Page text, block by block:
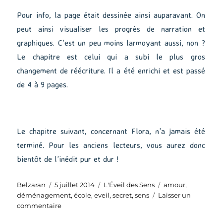
Pour info, la page était dessinée ainsi auparavant. On
peut ainsi visualiser les progrès de narration et
graphiques. C’est un peu moins larmoyant aussi, non ?
Le chapitre est celui qui a subi le plus gros
changement de réécriture. Il a été enrichi et est passé
de 4 à 9 pages.
Le chapitre suivant, concernant Flora, n’a jamais été
terminé. Pour les anciens lecteurs, vous aurez donc
bientôt de l’inédit pur et dur !
Auteur
Belzaran
Publié
le
5 juillet 2014 Catégories
L'Éveil des Sens Étiquettes
amour,
déménagement,école,eveil,secret,sens
Laisser un
commentairesur